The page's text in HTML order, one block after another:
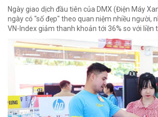
Ngày giao dịch đầu tiên của DMX (Điện Máy
ngày có "số đẹp" theo quan niệm nhiều người,
VN-Index giảm thanh khoản tới 36% so với liền